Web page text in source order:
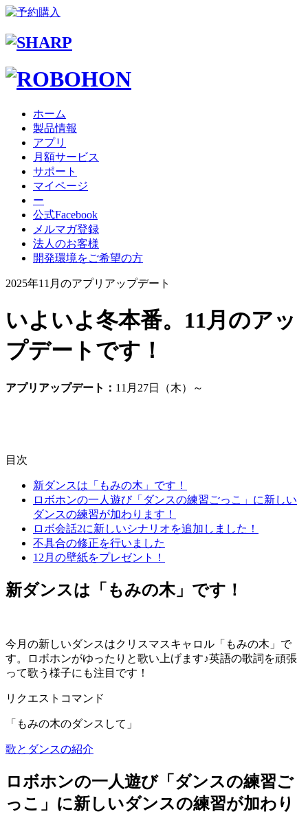
ホーム
製品情報
アプリ
月額サービス
サポート
マイページ
ー
公式Facebook
メルマガ登録
法人のお客様
開発環境をご希望の方
2025年11月のアプリアップデート
いよいよ冬本番。11月のアッ
プデートです！
アプリアップデート： 11月27日（木）～
目次
新ダンスは「もみの木」です！
ロボホンの一人遊び「ダンスの練習ごっこ」に新しい
ダンスの練習が加わります！
ロボ会話2に新しいシナリオを追加しました！
不具合の修正を行いました
12月の壁紙をプレゼント！
新ダンスは「もみの木」です！
今月の新しいダンスはクリスマスキャロル「もみの木」で
す。ロボホンがゆったりと歌い上げます♪英語の歌詞を頑張
って歌う様子にも注目です！
リクエストコマンド
「もみの木のダンスして」
歌とダンスの紹介
ロボホンの一人遊び「ダンスの練習ご
っこ」に新しいダンスの練習が加わり